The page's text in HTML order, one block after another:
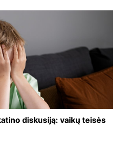
diskusiją: vaikų teisės